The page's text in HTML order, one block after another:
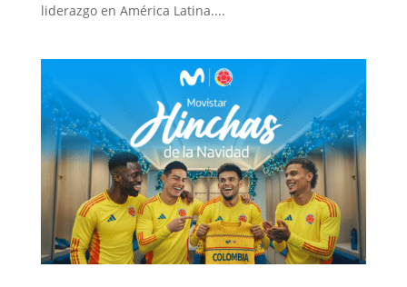
liderazgo en América Latina....